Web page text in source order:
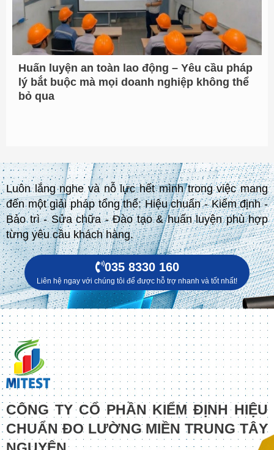
Huấn luyện an toàn lao động – Yêu cầu pháp
lý bắt buộc mà mọi doanh nghiệp không thể
bỏ qua
Luôn lắng nghe và nỗ lực hết mình trong việc mang
đến một giải pháp tổng thể: Hiệu chuẩn - Kiểm định -
Bảo trì - Sửa chữa - Đào tạo & huấn luyện phù hợp
từng yêu cầu khách hàng.
035 8330 160
Liên hệ ngay với chúng tôi để được hỗ trợ nhanh và tốt nhất!
CÔNG TY CỔ PHẦN KIỂM ĐỊNH HIỆU
CHUẨN ĐO LƯỜNG MIỀN TRUNG TÂY